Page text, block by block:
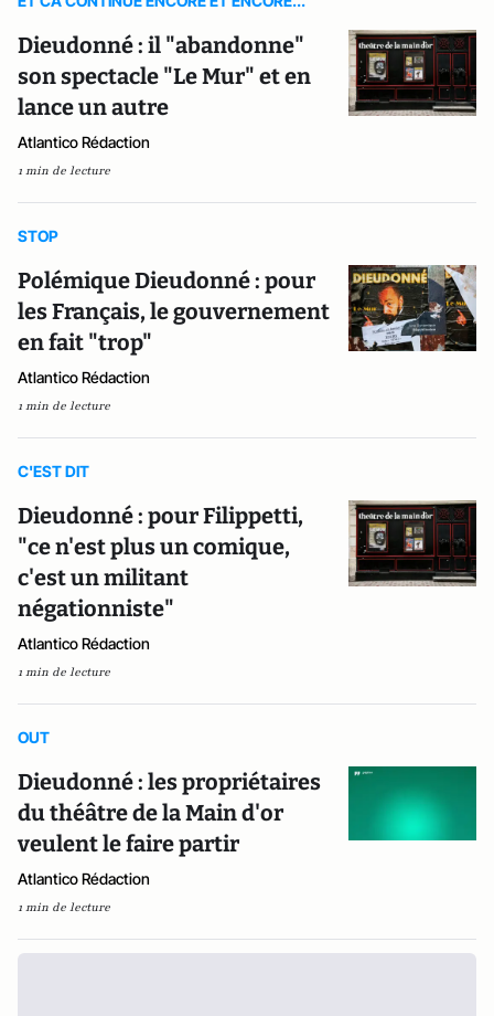
Dieudonné : il "abandonne"
son spectacle "Le Mur" et en
lance un autre
Atlantico Rédaction
1 min de lecture
STOP
Polémique Dieudonné : pour
les Français, le gouvernement
en fait "trop"
Atlantico Rédaction
1 min de lecture
C'EST DIT
Dieudonné : pour Filippetti,
"ce n'est plus un comique,
c'est un militant
négationniste"
Atlantico Rédaction
1 min de lecture
OUT
Dieudonné : les propriétaires
du théâtre de la Main d'or
veulent le faire partir
Atlantico Rédaction
1 min de lecture